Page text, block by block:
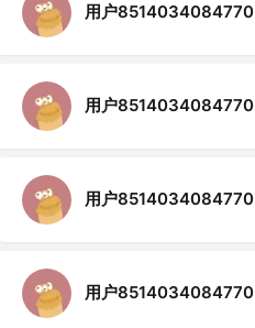
用户8514034084770
用户8514034084770
用户8514034084770
用户8514034084770